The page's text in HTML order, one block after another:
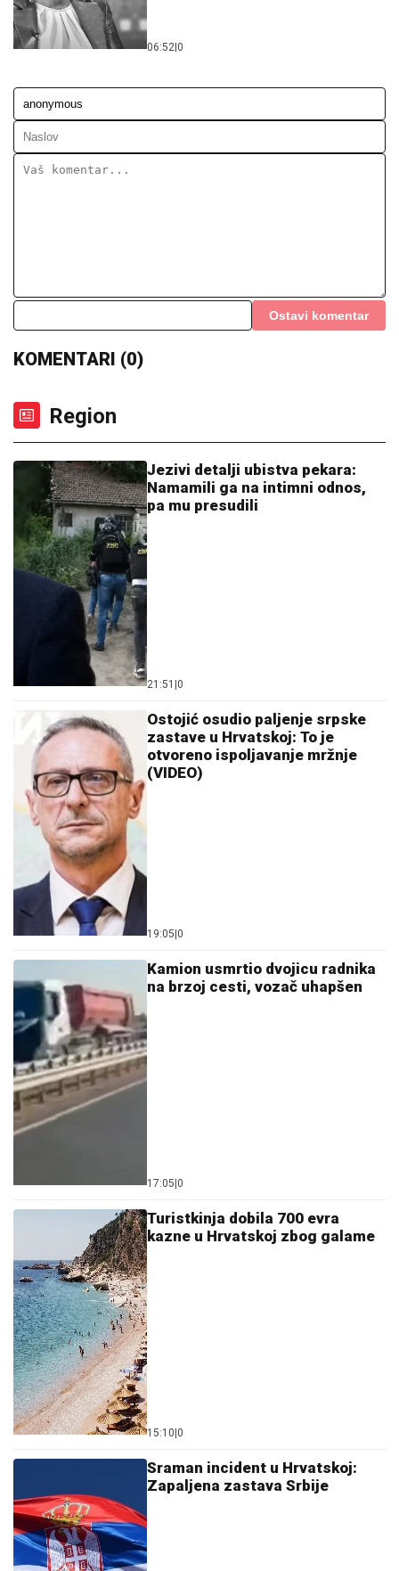
06:52|0
Ostavi komentar
KOMENTARI (0)
Region
Jezivi detalji ubistva pekara:
Namamili ga na intimni odnos,
pa mu presudili
21:51 |0
Ostojić osudio paljenje srpske
zastave u Hrvatskoj: To je
otvoreno ispoljavanje mržnje
(VIDEO)
19:05|0
Kamion usmrtio dvojicu radnika
na brzoj cesti, vozač uhapšen
17:05|0
Turistkinja dobila 700 evra
kazne u Hrvatskoj zbog galame
15:10|0
Sraman incident u Hrvatskoj:
Zapaljena zastava Srbije